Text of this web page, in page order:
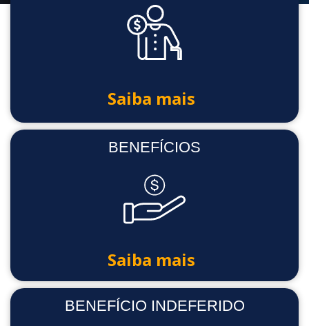
Saiba mais
BENEFÍCIOS
Saiba mais
BENEFÍCIO INDEFERIDO